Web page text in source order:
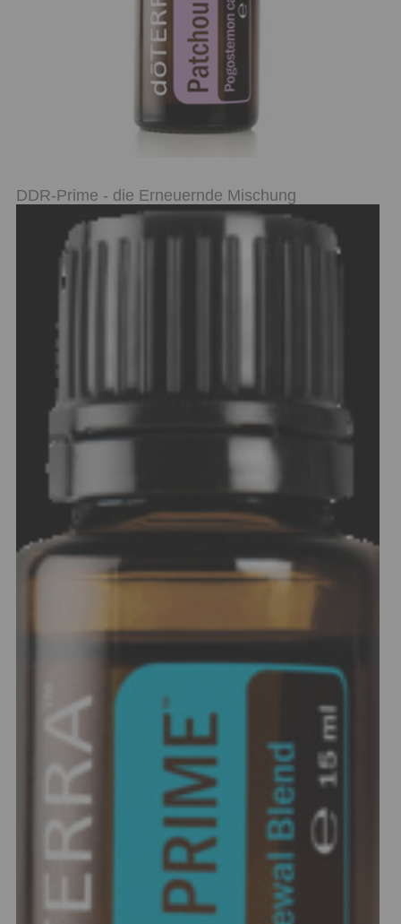
DDR-Prime - die Erneuernde Mischung